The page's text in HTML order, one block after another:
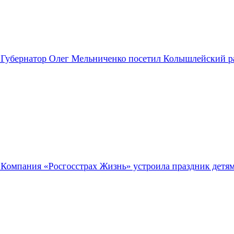
Губернатор Олег Мельниченко посетил Колышлейский
Компания «Росгосстрах Жизнь» устроила праздник